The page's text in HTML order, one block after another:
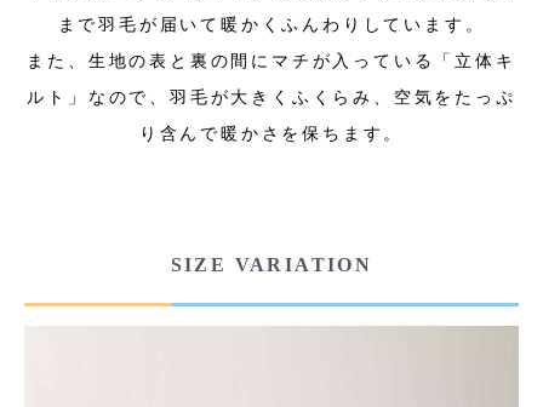
まで羽毛が届いて暖かくふんわりしています。
また、生地の表と裏の間にマチが入っている「立体キ
ルト」なので、羽毛が大きくふくらみ、空気をたっぷ
り含んで暖かさを保ちます。
SIZE VARIATION